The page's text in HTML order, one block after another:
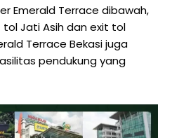
Emerald Terrace dibawah,
Jati Asih dan exit tol
Terrace Bekasi juga
pendukung yang